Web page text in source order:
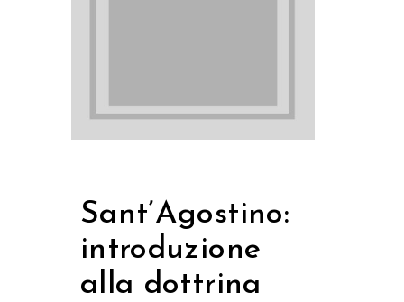
Sant’Agostino:
introduzione
alla dottrina